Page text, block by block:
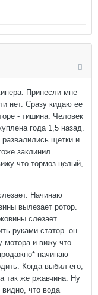
Принесли мне
нет. Сразу кидаю ее
- тишина. Человек
года 1,5 назад.
щетки и
заклинил.
что тормоз целый,
Начинаю
вылезает ротор.
слезает
руками статор. он
мотора и вижу что
начинаю
Когда выбил его,
так же ржавчина. Ну
видно, что вода